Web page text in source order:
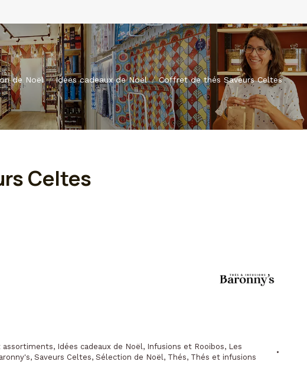
de Noël Idées cadeaux de Noël Coffret de thés Saveurs Celtes
Celtes
assortiments, Idées cadeaux de Noël, Infusions et Rooibos, Les
, Saveurs Celtes, Sélection de Noël, Thés, Thés et infusions